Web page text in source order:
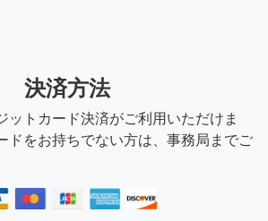
決済方法
ットカード決済がご利用いただけま
ドをお持ちでない方は、事務局までご